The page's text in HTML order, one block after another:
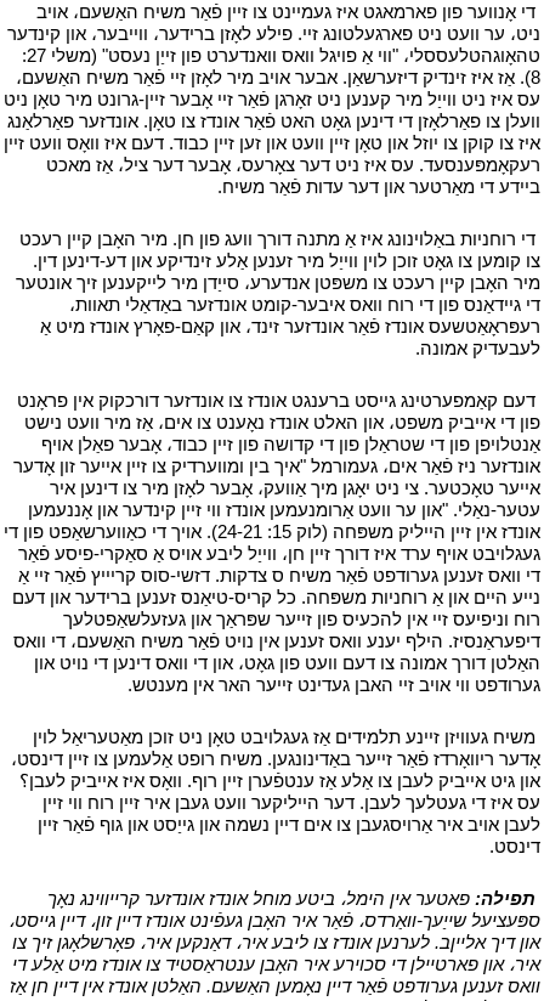
די אָנווער פון פארמאגט איז געמיינט צו זיין פֿאַר משיח האַשעם، אויב
ניט، ער וועט ניט פארגעלטונג זיי. פילע לאָזן ברידער، ווייבער، און קינדער
טהאָוגהטלעססלי، "ווי אַ פויגל וואס וואנדערט פון זייַן נעסט" (משלי 27:
8). אַז איז זינדיק דיזערשאַן. אבער אויב מיר לאָזן זיי פֿאַר משיח האַשעם،
עס איז ניט ווייַל מיר קענען ניט זאָרגן פֿאַר זיי אָבער זיין-גרונט מיר טאָן ניט
וועלן צו פאַרלאָזן די דינען גאָט האט פֿאַר אונדז צו טאָן. אונדזער פאַרלאַנג
איז צו קוקן צו יוזל און טאָן זיין וועט און זען זיין כבוד. דעם איז וואָס וועט זיין
רעקאָמפּענסעד. עס איז ניט דער צאָרעס، אָבער דער ציל، אַז מאכט
ביידע די מאַרטער און דער עדות פֿאַר משיח.
די רוחניות באַלוינונג איז אַ מתנה דורך וועג פון חן. מיר האָבן קיין רעכט
צו קומען צו גאָט זוכן לוין ווייַל מיר זענען אַלע זינדיקע און דע-דינען דין.
מיר האָבן קיין רעכט צו משפּטן אנדערע، סייַדן מיר לייקענען זיך אונטער
די גיידאַנס פון די רוח וואס איבער-קומט אונדזער באַדאַלי תאוות،
רעפּראָאַטשעס אונדז פֿאַר אונדזער זינד، און קאַם-פאָרץ אונדז מיט אַ
לעבעדיק אמונה.
דעם קאַמפערטינג גייסט ברענגט אונדז צו אונדזער דורכקוק אין פראָנט
פון די אייביק משפט، און האלט אונדז נאָענט צו אים، אַז מיר וועט נישט
אַנטלויפן פון די שטראַלן פון די קדושה פון זיין כבוד، אָבער פאַלן אויף
אונדזער ניז פֿאַר אים، געמורמל "איך בין ומווערדיק צו זיין אייער זון אָדער
אייער טאָכטער. צי ניט יאָגן מיך אַוועק، אָבער לאָזן מיר צו דינען איר
עטער-נאַלי. "און ער וועט אַרומנעמען אונדז ווי זיין קינדער און אָננעמען
אונדז אין זיין הייליק משפּחה (לוק 15: 24-21). אויך די כאַווערשאַפט פון די
געגלויבט אויף ערד איז דורך זיין חן، ווייַל ליבע אויס אַ סאַקרי-פיסע פֿאַר
די וואס זענען גערודפט פֿאַר משיח ס צדקות. דזשי-סוס קריייץ פֿאַר זיי אַ
נייע היים און אַ רוחניות משפּחה. כל קריס-טיאַנס זענען ברידער און דעם
רוח וניפיעס זיי אין להכעיס פון זייער שפּראַך און געזעלשאַפטלעך
דיפעראַנסיז. הילף יענע וואס זענען אין נויט פֿאַר משיח האַשעם، די וואס
האַלטן דורך אמונה צו דעם וועט פון גאָט، און די וואס דינען די נויט און
גערודפט ווי אויב זיי האבן געדינט זייער האר אין מענטש.
משיח געוויזן זיינע תלמידים אַז געגלויבט טאָן ניט זוכן מאַטעריאַל לוין
אָדער ריוואָרדז פֿאַר זייער באַדינונגען. משיח רופט אַלעמען צו זיין דינסט،
און גיט אייביק לעבן צו אַלע אַז ענטפֿערן זיין רוף. וואָס איז אייביק לעבן؟
עס איז די געטלעך לעבן. דער הייליקער וועט געבן איר זיין רוח ווי זיין
לעבן אויב איר אַרויסגעבן צו אים דיין נשמה און גייַסט און גוף פֿאַר זיין
דינסט.
תפילה: פאטער אין הימל، ביטע מוחל אונדז אונדזער קרייווינג נאָך
ספּעציעל שייַעך-וואַרדס، פֿאַר איר האָבן געפֿינט אונדז דיין זון، דיין גייסט،
און דיך אלייןב. לערנען אונדז צו ליבע איר، דאַנקען איר، פאָרשלאָגן זיך צו
איר، און פארטיילן די סכוירע איר האָבן ענטראַסטיד צו אונדז מיט אַלע די
וואס זענען גערודפט פֿאַר דיין נאָמען האַשעם. האַלטן אונדז אין דיין חן אַז